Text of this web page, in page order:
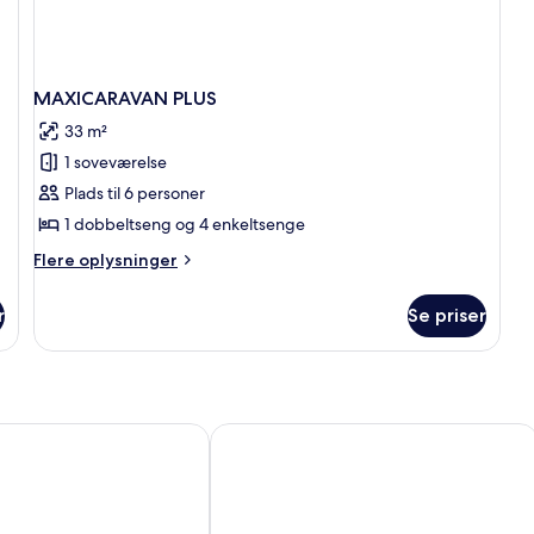
MAXICARAVAN PLUS
33 m²
1 soveværelse
Plads til 6 personer
1 dobbeltseng og 4 enkeltsenge
Flere oplysninger
Flere
PLUS
Se priser
Palace Residence Villaggio Tiglio